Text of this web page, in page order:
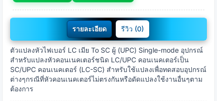
รายละเอียด รีวิว (0)
ตัวแปลงหัวไฟเบอร์ LC เมีย To SC ผู้ (UPC) Single-mode อุปกรณ์
สำหรับแปลงหัวคอนเนคเตอร์ชนิด LC/UPC คอนเนคเตอร์เป็น
SC/UPC คอนเนคเตอร์ (LC-SC) สำหรับใช้แปลงเพื่อทดสอบอุปกรณ์
ต่างๆกรณีที่หัวคอนเนคเตอร์ไม่ตรงกันหรือดัดแปลงใช้งานอื่นๆตาม
ต้องการ